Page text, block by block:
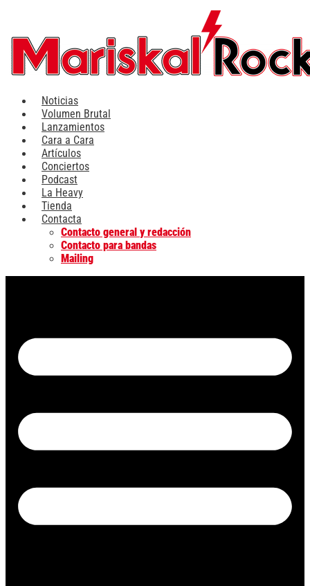
contenido
Noticias
Volumen Brutal
Lanzamientos
Cara a Cara
Artículos
Conciertos
Podcast
La Heavy
Tienda
Contacta
Contacto general y redacción
Contacto para bandas
Mailing